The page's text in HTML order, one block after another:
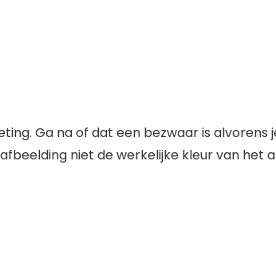
Ga na of dat een bezwaar is
niet de werkelijke kleur van het